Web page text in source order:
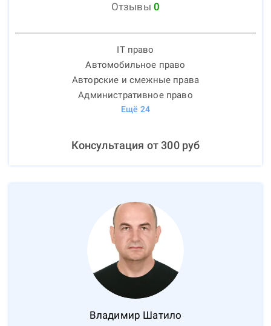
Отзывы 0
IT право
Автомобильное право
Авторские и смежные права
Административное право
Ещё 24
Консультация от300руб
Владимир Шатило